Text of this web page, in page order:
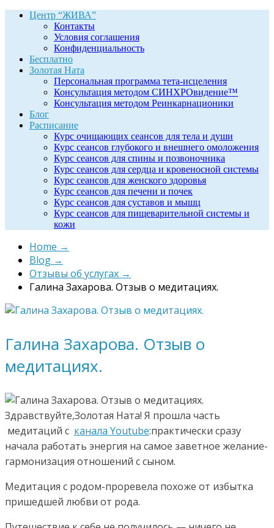
Центр “ЖИВА”
Контакты
Условия соглашения
Конфиденциальность
Бесплатно
Золотая Ната
Персональная программа тета-исцеления
Консультация методом СИНХРОвидение™
Консультация методом Реинкарнационики
Блог
Расписание
Курс очищающих сеансов для тела и души
Курс сеансов глубокого и внешнего омоложения
Курс сеансов для спины и позвоночника
Курс сеансов для сердца и кровеносной системы
Курс сеансов для женского здоровья
Курс сеансов для печени и почек
Курс сеансов для суставов и мышц
Курс сеансов для пищеварительной системы и
кожи
Home →
Blog →
Отзывы об услугах →
Галина Захарова. Отзыв о медитациях.
Галина Захарова. Отзыв о
медитациях.
Здравствуйте,Золотая Ната! Я прошла часть
медитаций с канала Youtube:практически сразу
начала работать энергия на самое заветное желание-
гармонизация отношений с сыном.
Медитация с родом-проревела похоже от избытка
пришедшей любви от рода.